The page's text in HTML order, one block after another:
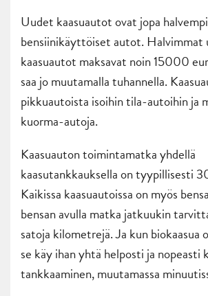
Uudet kaasuautot ovat jopa
bensiinikäyttöiset autot. Halvimmat
kaasuautot maksavat noin 15000
saa jo muutamalla tuhannella.
pikkuautoista isoihin tila-autoihin ja
kuorma-autoja.
Kaasuauton toimintamatka yhdellä
kaasutankkauksella on tyypillisesti
Kaikissa kaasuautoissa on myös
bensan avulla matka jatkuukin
satoja kilometrejä. Ja kun biokaasua
se käy ihan yhtä helposti ja nopeasti
tankkaaminen, muutamassa